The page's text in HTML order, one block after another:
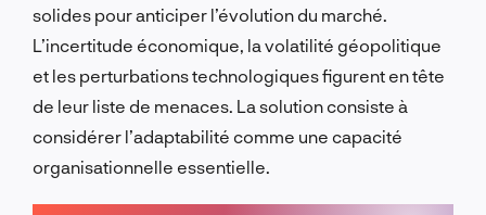
solides pour anticiper l’évolution du marché.
L’incertitude économique, la volatilité géopolitique
et les perturbations technologiques figurent en tête
de leur liste de menaces. La solution consiste à
considérer l’adaptabilité comme une capacité
organisationnelle essentielle.